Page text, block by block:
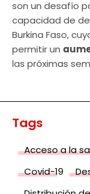
son un desafío
capacidad de
Burkina Faso,
permitir un
las próximas
Tags
Acceso a la
Covid-19